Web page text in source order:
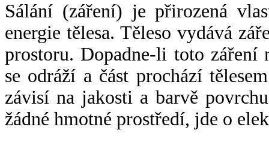
Sálání (záření) je přirozená
energie tělesa. Těleso vydává
prostoru. Dopadne-li toto záření
se odráží a část prochází
závisí na jakosti a barvě
žádné hmotné prostředí, jde o